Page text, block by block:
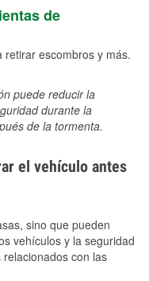
de
escombros y más.
puede reducir la
durante la
de la tormenta.
el vehículo antes
sino que pueden
vehículos y la seguridad
con las